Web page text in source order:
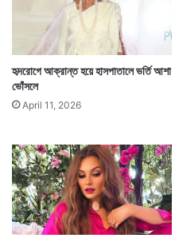
হৃদরোগে আক্রান্ত হয়ে হাসপাতালে ভর্তি আশা
ভোঁসলে
April 11, 2026